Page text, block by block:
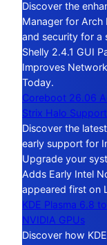
Discover the
Manager for Arch
and security for a
Shelly 2.4.1 GUI
Improves
Today.
Coreboot 26.06
Strix Halo Support
Discover the
early support for
Upgrade your
Adds Early Intel
appeared first on
KDE Plasma 6.8
NVIDIA GPUs
Discover how